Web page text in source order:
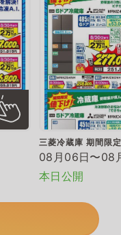
三菱冷蔵庫 期間限
08月06日〜08
本日公開